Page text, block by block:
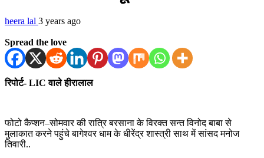
heera lal 3 years ago
Spread the love
रिपोर्ट- LIC वाले हीरालाल
फोटो कैप्शन–सोमवार की रात्रि बरसाना के विरक्त सन्त विनोद बाबा से
मुलाकात करने पहुंचे बागेश्वर धाम के धीरेंद्र शास्त्री साथ में सांसद मनोज
तिवारी..